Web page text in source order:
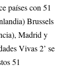
países con 51
Brussels
Madrid y
Vivas 2’ se
51